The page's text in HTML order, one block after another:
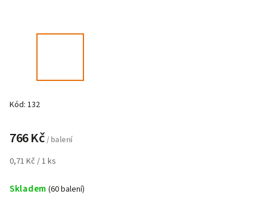
Kód: 132
766 Kč/ balení
0,71 Kč / 1 ks
Skladem (60 balení)